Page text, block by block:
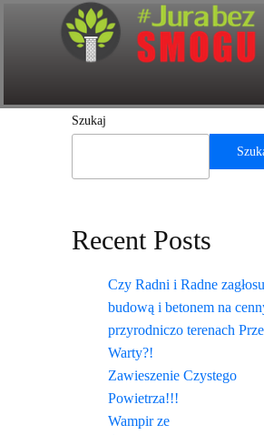
Szukaj
Recent Posts
Czy Radni i Radne
budową i betonem na
przyrodniczo terenach
Warty?!
Zawieszenie Czystego
Powietrza!!!
Wampir ze